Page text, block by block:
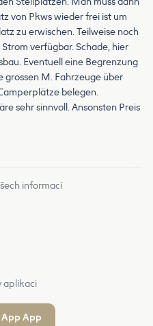
von Pkws wieder frei ist um
zu erwischen. Teilweise noch
verfügbar. Schade, hier
Eventuell eine Begrenzung
grossen M. Fahrzeuge über
belegen.
sehr sinnvoll. Ansonsten Preis
informací
aplikaci
App